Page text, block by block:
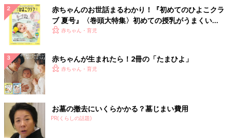
ズミカルな文章の絵本がおすすめです。
『だるまさんが』
赤ちゃんのお世話まるわかり！『初めてのひよこクラ
ブ 夏号』〈巻頭大特集〉初めての授乳がうまくい
く！ おっぱい・ミルクの基本と夏のトラブル 解決テ
赤ちゃん・育児
赤ちゃんが生まれたら！2冊の「たまひよ」
赤ちゃん・育児
お墓の撤去にいくらかかる？墓じまい費用
PR(くらしの話題)